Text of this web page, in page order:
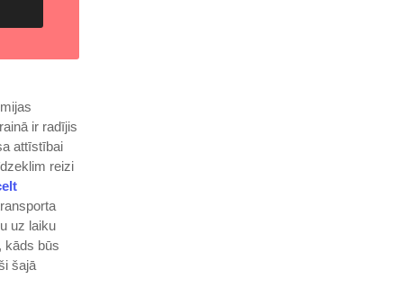
ir radījis
attīstībai
reizi
uz laiku
kāds būs
šajā